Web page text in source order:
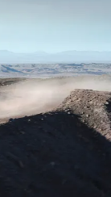
services
Ford employs
information
services is